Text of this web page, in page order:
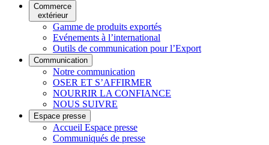
Commerce
extérieur
Gamme de produits exportés
Evénements à l’international
Outils de communication pour l’Export
Communication
Notre communication
OSER ET S’AFFIRMER
NOURRIR LA CONFIANCE
NOUS SUIVRE
Espace presse
Accueil Espace presse
Communiqués de presse